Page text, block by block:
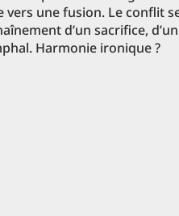
vers une fusion. Le conflit
d’un sacrifice,
Harmonie ironique ?